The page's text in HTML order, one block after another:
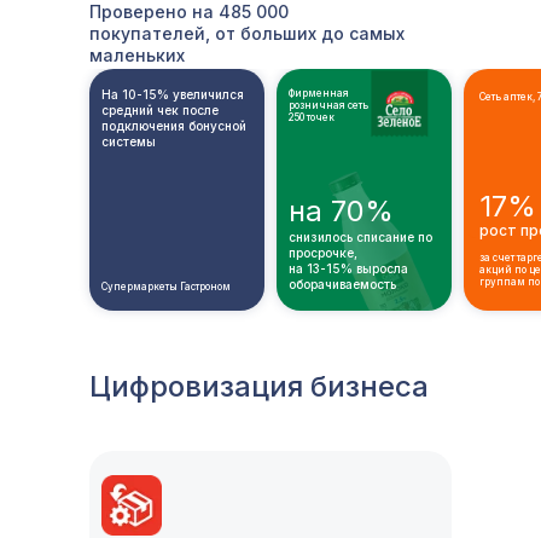
Проверено на 485 000
покупателей, от больших до самых
маленьких
Сеть аптек,
17%
рост
за счет
акций по
группам
снизилось списание по
просрочке,
на 13-15% выросла
оборачиваемость
Фирменная
розничная сеть
250 точек
на 70%
На 10-15% увеличился
средний чек после
подключения бонусной
системы
Супермаркеты Гастроном
Цифровизация бизнеса